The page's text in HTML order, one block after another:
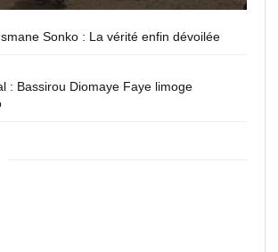
Sonko : La vérité enfin dévoilée
: Bassirou Diomaye Faye limoge